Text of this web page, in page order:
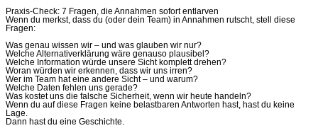
Praxis-Check: 7 Fragen, die Annahmen sofort entlarven
Wenn du merkst, dass du (oder dein Team) in Annahmen rutscht, stell diese
Fragen:
Was genau wissen wir – und was glauben wir nur?
Welche Alternativerklärung wäre genauso plausibel?
Welche Information würde unsere Sicht komplett drehen?
Woran würden wir erkennen, dass wir uns irren?
Wer im Team hat eine andere Sicht – und warum?
Welche Daten fehlen uns gerade?
Was kostet uns die falsche Sicherheit, wenn wir heute handeln?
Wenn du auf diese Fragen keine belastbaren Antworten hast, hast du keine
Lage.
Dann hast du eine Geschichte.